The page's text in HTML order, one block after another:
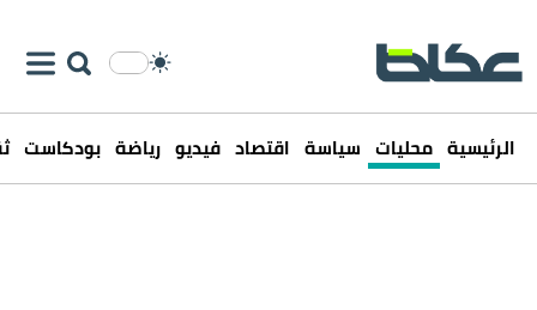
الرئيسية محليات سياسة اقتصاد فيديو رياضة بودكاست